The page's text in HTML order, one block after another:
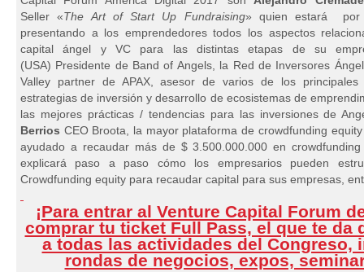
Seller «The Art of Start Up Fundraising» quien estará por
presentando a los emprendedores todos los aspectos
capital ángel y VC para las distintas etapas de su
(USA) Presidente de Band of Angels, la Red de Inversores
Valley partner de APAX, asesor de varios de los
estrategias de inversión y desarrollo de ecosistemas de
las mejores prácticas / tendencias para las inversiones de
Berrios CEO Broota, la mayor plataforma de crowdfunding
ayudado a recaudar más de $ 3.500.000.000 en
explicará paso a paso cómo los empresarios pueden
Crowdfunding equity para recaudar capital para sus empresas,
¡Para entrar al Venture Capital Forum
comprar tu ticket Full Pass, el que te da
a todas las actividades del Congreso,
rondas de negocios, expos,